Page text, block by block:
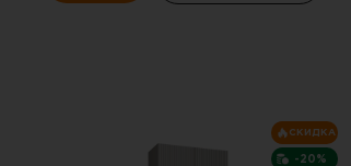
-20%
СКИДКА